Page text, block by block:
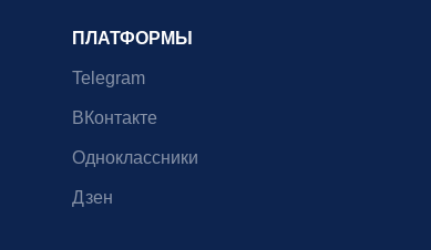
ПЛАТФОРМЫ
Telegram
ВКонтакте
Одноклассники
Дзен